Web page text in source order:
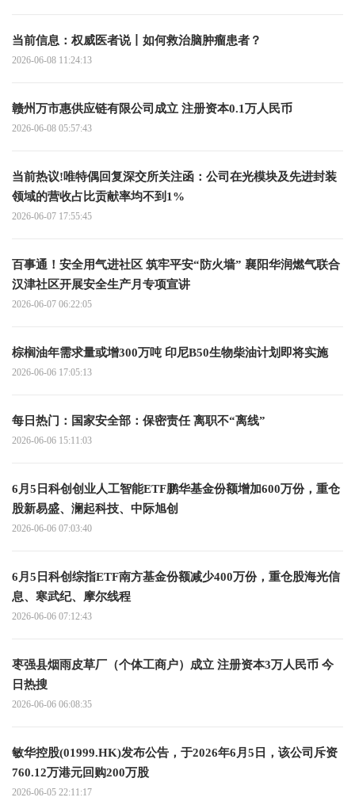
当前信息：权威医者说丨如何救治脑肿瘤患者？
2026-06-08 11:24:13
赣州万市惠供应链有限公司成立 注册资本0.1万人民币
2026-06-08 05:57:43
当前热议!唯特偶回复深交所关注函：公司在光模块及先进封装
领域的营收占比贡献率均不到1%
2026-06-07 17:55:45
百事通！安全用气进社区 筑牢平安“防火墙” 襄阳华润燃气联合
汉津社区开展安全生产月专项宣讲
2026-06-07 06:22:05
棕榈油年需求量或增300万吨 印尼B50生物柴油计划即将实施
2026-06-06 17:05:13
每日热门：国家安全部：保密责任 离职不“离线”
2026-06-06 15:11:03
6月5日科创创业人工智能ETF鹏华基金份额增加600万份，重仓
股新易盛、澜起科技、中际旭创
2026-06-06 07:03:40
6月5日科创综指ETF南方基金份额减少400万份，重仓股海光信
息、寒武纪、摩尔线程
2026-06-06 07:12:43
枣强县烟雨皮草厂（个体工商户）成立 注册资本3万人民币 今
日热搜
2026-06-06 06:08:35
敏华控股(01999.HK)发布公告，于2026年6月5日，该公司斥资
760.12万港元回购200万股
2026-06-05 22:11:17